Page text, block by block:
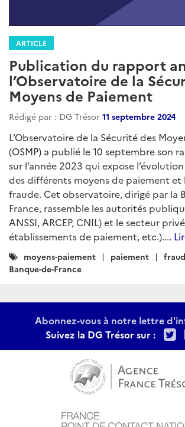
ARTICLE
Publication du rapport
l’Observatoire de la
Moyens de Paiement
Rédigé par : DG Trésor 11 septembre 2024
L’Observatoire de la Sécurité des
(OSMP) a publié le 10 septembre son
sur l’année 2023 qui expose
des différents moyens de paiement et
fraude. Cet observatoire, dirigé par la
France, rassemble les autorités
ANSSI, ARCEP, CNIL) et le secteur
établissements de paiement, etc.)....
Catégories
:
moyens-paiement paiement
Banque-de-France
Abonnez-vous à notre lettre
Suivez la DG Trésor sur :